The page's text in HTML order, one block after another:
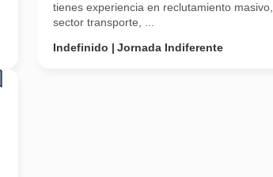
tienes experiencia en reclutamiento
sector transporte, ...
Indefinido
Jornada Indiferente